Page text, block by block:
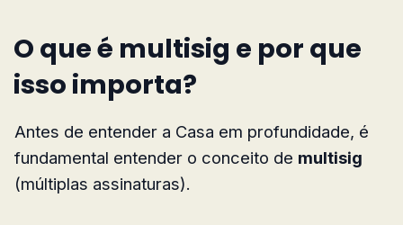
O que é multisig e por que
isso importa?
Antes de entender a Casa em profundidade, é
fundamental entender o conceito de multisig
(múltiplas assinaturas).